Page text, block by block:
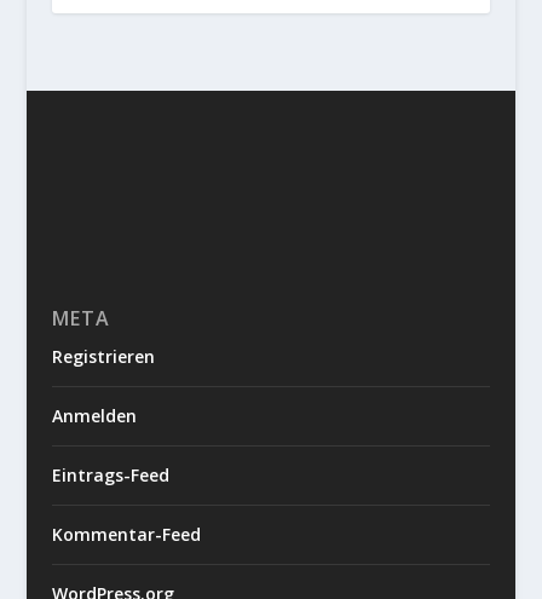
META
Registrieren
Anmelden
Eintrags-Feed
Kommentar-Feed
WordPress.org